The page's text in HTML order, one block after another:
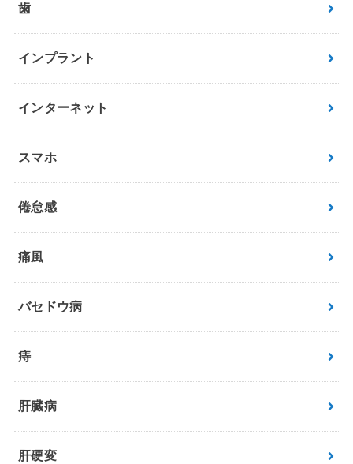
歯
インプラント
インターネット
スマホ
倦怠感
痛風
バセドウ病
痔
肝臓病
肝硬変